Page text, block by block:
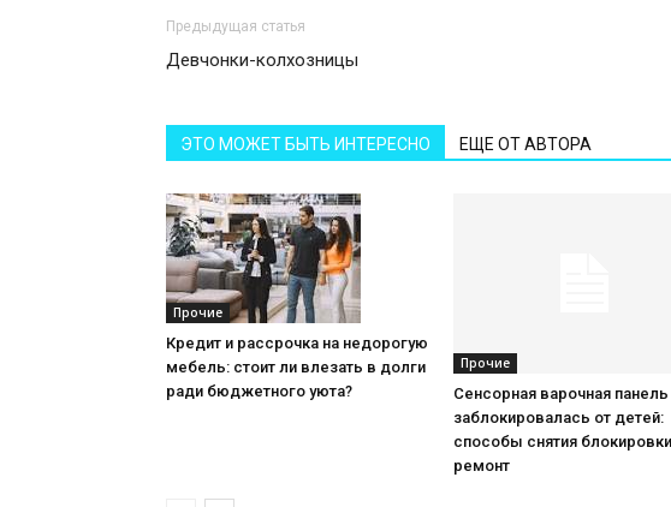
Предыдущая статья
Девчонки-колхозницы
ЭТО МОЖЕТ БЫТЬ ИНТЕРЕСНО ЕЩЕ ОТ АВТОРА
Прочие
Кредит и рассрочка на недорогую
мебель: стоит ли влезать в долги
ради бюджетного уюта?
Прочие
Сенсорная варочная панель
заблокировалась от детей:
способы снятия
ремонт